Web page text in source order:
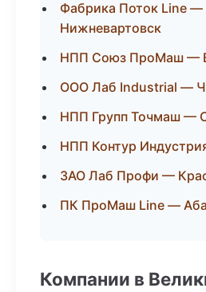
Фабрика Поток Line —
Нижневартовск
НПП Союз ПроМаш —
ООО Лаб Industrial —
НПП Групп Точмаш —
НПП Контур
ЗАО Лаб Профи —
ПК ПроМаш Line —
Компании в